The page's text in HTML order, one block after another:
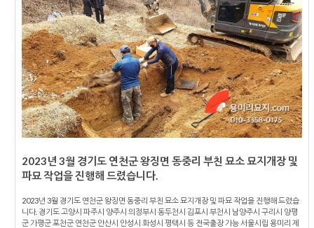
2023년 3월 경기도 연천군 왕징면 동중리 부친 묘소 묘지개장 및
파묘 작업을 진행해 드렸습니다.
2023년 3월 경기도 연천군 왕징면 동중리 부친 묘소 묘지개장 및 파묘 작업을 진행해 드렸습
니다. 경기도 고양시 파주시 양주시 의정부시 동두천시 김포시 부천시 남양주시 구리시 양평
군 가평군 포천군 연천군 안산시 안성시 화성시 평택시 등 전국출장 가능 서울시립 용미리 제